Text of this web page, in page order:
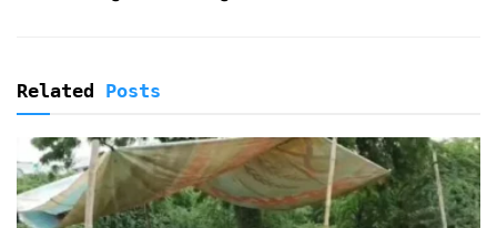
Related Posts